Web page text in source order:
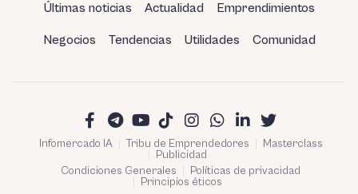
Últimas noticias Actualidad Emprendimientos
Negocios Tendencias Utilidades Comunidad
Infomercado IA Tribu de Emprendedores
Masterclass
Publicidad
Condiciones Generales
Políticas de privacidad
Principios éticos